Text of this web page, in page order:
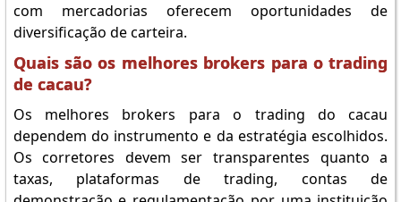
com mercadorias oferecem oportunidades de
diversificação de carteira.
Quais são os melhores brokers para o trading
de cacau?
Os melhores brokers para o trading do cacau
dependem do instrumento e da estratégia escolhidos.
Os corretores devem ser transparentes quanto a
taxas, plataformas de trading, contas de